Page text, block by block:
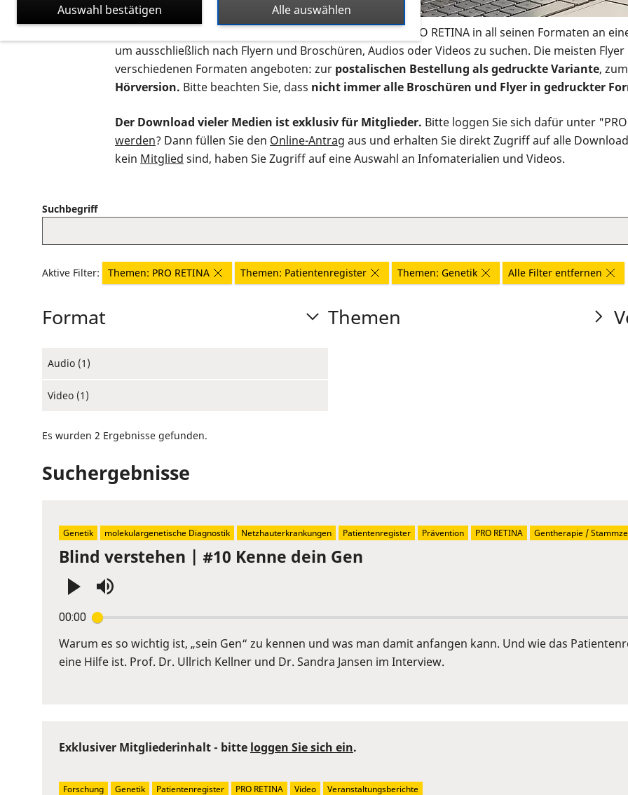
Auf dieser Seite finden Sie sämtliches Infomaterial der PRO RETINA in all seinen Formaten an
um ausschließlich nach Flyern und Broschüren, Audios oder Videos zu suchen. Die meisten
verschiedenen Formaten angeboten: zur postalischen Bestellung als gedruckte Variante,
Hörversion. Bitte beachten Sie, dass nicht immer alle Broschüren und Flyer in gedruckter
Der Download vieler Medien ist exklusiv für Mitglieder. Bitte loggen Sie sich dafür unter
werden? Dann füllen Sie den Online-Antrag aus und erhalten Sie direkt Zugriff auf alle
kein Mitglied sind, haben Sie Zugriff auf eine Auswahl an Infomaterialien und Videos.
Suchbegriff
Aktive Filter: Themen: PRO RETINA Themen: Patientenregister Themen: Genetik Alle Filter entfernen
Format
Audio (1)
Video (1)
Themen
Es wurden 2 Ergebnisse gefunden.
Suchergebnisse
Blind verstehen | #10 Kenne dein Gen
00:00
Enter
or
Space
Warum es so wichtig ist, „sein Gen“ zu kennen und was man damit anfangen kann. Und wie das
eine Hilfe ist. Prof. Dr. Ullrich Kellner und Dr. Sandra Jansen im Interview.
Genetik molekulargenetische Diagnostik Netzhauterkrankungen Patientenregister Prävention PRO RETINA Gentherapie /
Exklusiver Mitgliederinhalt - bitte loggen Sie sich ein.
Forschung Genetik Patientenregister PRO RETINA Video Veranstaltungsberichte
Alle auswählen
Auswahl bestätigen